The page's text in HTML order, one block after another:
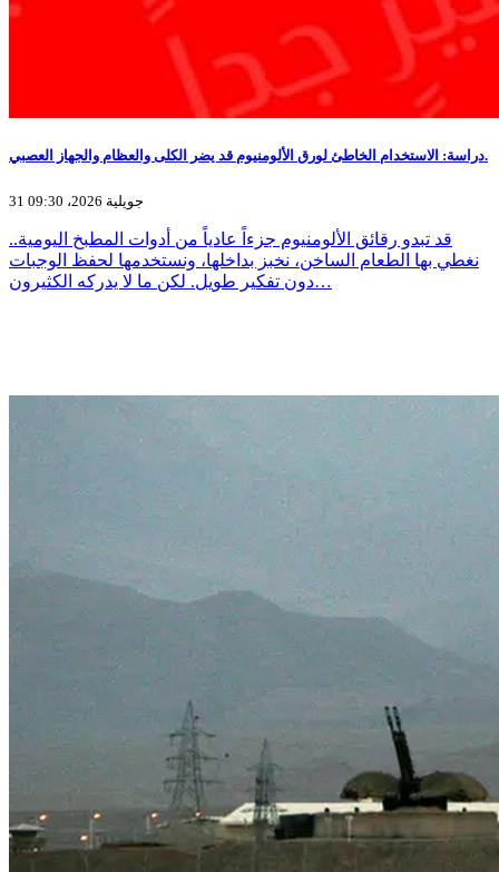
دراسة: الاستخدام الخاطئ لورق الألومنيوم قد يضر الكلى والعظام والجهاز العصبي.
31 جويلية 2026، 09:30
قد تبدو رقائق الألومنيوم جزءاً عادياً من أدوات المطبخ اليومية..
نغطي بها الطعام الساخن، نخبز بداخلها، ونستخدمها لحفظ الوجبات
دون تفكير طويل. لكن ما لا يدركه الكثيرون…